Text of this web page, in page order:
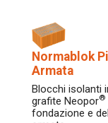
Normablok
Armata
Blocchi isolanti
grafite Neopor®
fondazione e